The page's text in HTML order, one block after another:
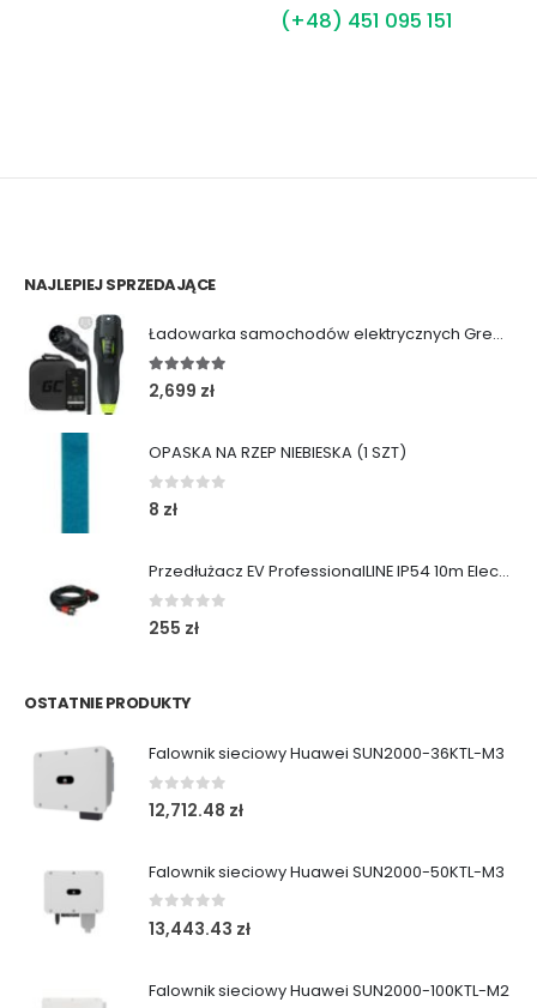
(+48) 451 095 151
NAJLEPIEJ SPRZEDAJĄCE
Ładowarka samochodów elektrycznych Green Cell Habu (11kW | Type 2 | 7m)
5.00out of 5
2,699 zł
OPASKA NA RZEP NIEBIESKA (1 SZT)
0 out of 5
8 zł
Przedłużacz EV ProfessionalLINE IP54 10m ElectricMobility
0 out of 5
255 zł
OSTATNIE PRODUKTY
Falownik sieciowy Huawei SUN2000-36KTL-M3
0out of 5
12,712.48 zł
Falownik sieciowy Huawei SUN2000-50KTL-M3
0out of 5
13,443.43 zł
Falownik sieciowy Huawei SUN2000-100KTL-M2